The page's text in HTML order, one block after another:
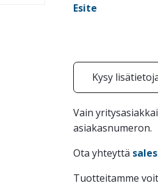
Esite
Kysy
Vain
asiakasnumeron.
Ota yhteyttä
Tuotteitamme